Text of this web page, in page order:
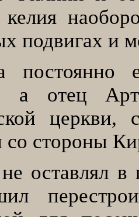
подвигах и
постоянно
а отец
церкви,
со стороны
оставлял в